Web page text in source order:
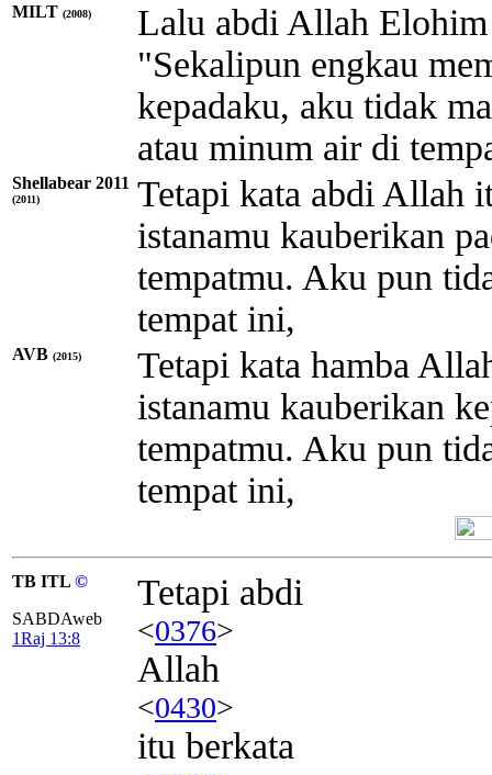
MILT (2008) Lalu abdi Allah
"Sekalipun engkau
kepadaku, aku tidak
atau minum air di
Shellabear 2011
(2011)
Tetapi kata abdi Allah
istanamu kauberikan
tempatmu. Aku pun
tempat ini,
AVB (2015)
Tetapi kata hamba
istanamu kauberikan
tempatmu. Aku pun
tempat ini,
TB ITL ©
SABDAweb
1Raj 13:8
Tetapi abdi
<0376>
Allah
<0430>
itu berkata